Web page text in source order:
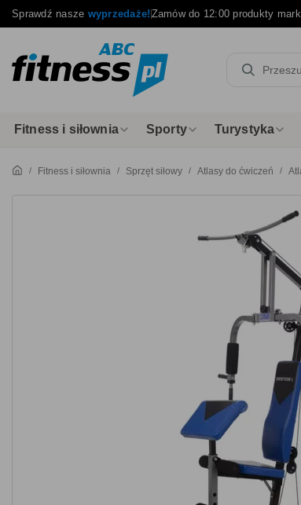
Sprawdź nasze wyprzedaże!Zamów do 12:00 produkty
Fitness i siłownia Sporty Turystyka
Fitness i siłownia Sprzęt siłowy Atlasy do ćwiczeń